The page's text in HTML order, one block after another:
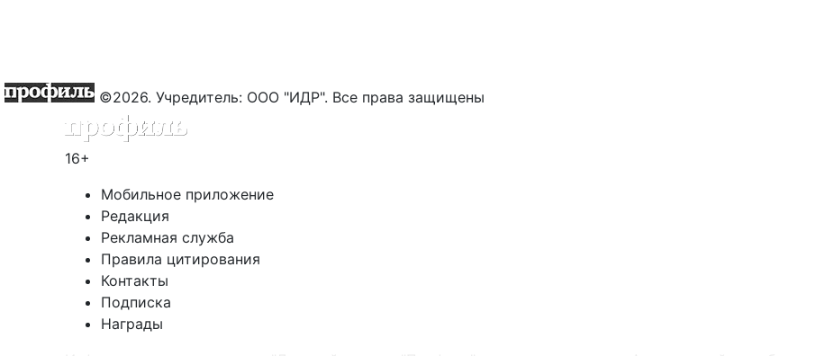
©2026. Учредитель: ООО "ИДР". Все права защищены
16+
Мобильное приложение
Редакция
Рекламная служба
Правила цитирования
Контакты
Подписка
Награды